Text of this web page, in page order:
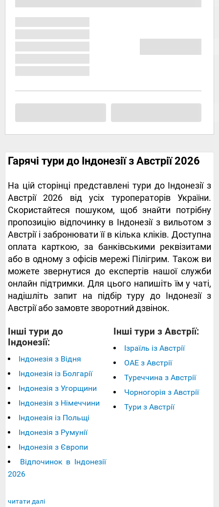
Гарячі тури до Індонезії з Австрії 2026
На цій сторінці представлені тури до Індонезії з
Австрії 2026 від усіх туроператорів України.
Скористайтеся пошуком, щоб знайти потрібну
пропозицію відпочинку в Індонезії з вильотом з
Австрії і забронювати її в кілька кліків. Доступна
оплата карткою, за банківськими реквізитами
або в одному з офісів мережі Пілігрим. Також ви
можете звернутися до експертів нашої служби
онлайн підтримки. Для цього напишіть їм у чаті,
надішліть запит на підбір туру до Індонезії з
Австрії або замовте зворотний дзвінок.
Інші тури до
Індонезії:
Індонезія з Відня
Індонезія із Болгарії
Індонезія з Угорщини
Індонезія з Німеччини
Індонезія із Польщі
Індонезія з Румунії
Індонезія з Європи
Відпочинок в Індонезії
2026
Інші тури з Австрії:
Ізраїль із Австрії
ОАЕ з Австрії
Туреччина з Австрії
Чорногорія з Австрії
Тури з Австрії
читати далі